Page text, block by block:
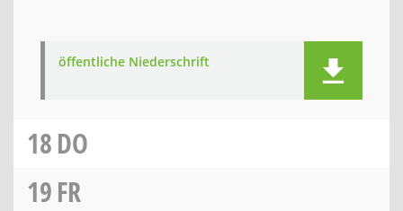
öffentliche Niederschrift
18DO
19FR